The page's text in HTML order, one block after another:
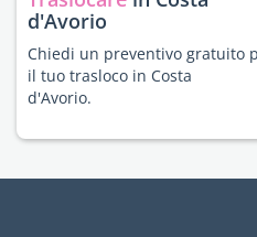
d'Avorio
Chiedi un preventivo gratuito
il tuo trasloco in Costa
d'Avorio.